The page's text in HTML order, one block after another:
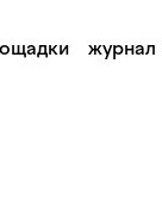
журнал